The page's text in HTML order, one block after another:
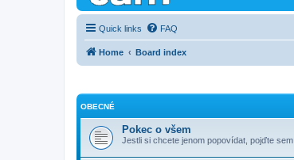
Quick links FAQ
Home Board index
OBECNÉ
Pokec o všem
Jestli si chcete jenom popovídat, pojďte sem.